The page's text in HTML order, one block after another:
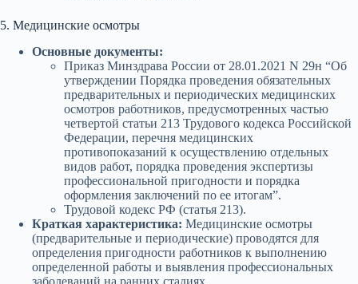
5. Медицинские осмотры
Основные документы:
Приказ Минздрава России от 28.01.2021 N 29н “Об
утверждении Порядка проведения обязательных
предварительных и периодических медицинских
осмотров работников, предусмотренных частью
четвертой статьи 213 Трудового кодекса Российской
Федерации, перечня медицинских
противопоказаний к осуществлению отдельных
видов работ, порядка проведения экспертизы
профессиональной пригодности и порядка
оформления заключений по ее итогам”.
Трудовой кодекс РФ (статья 213).
Краткая характеристика: Медицинские осмотры
(предварительные и периодические) проводятся для
определения пригодности работников к выполнению
определенной работы и выявления профессиональных